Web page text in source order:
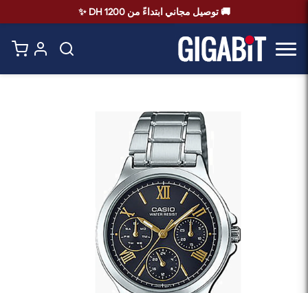
🚚 توصيل مجاني ابتداءً من 1200 DH ✨